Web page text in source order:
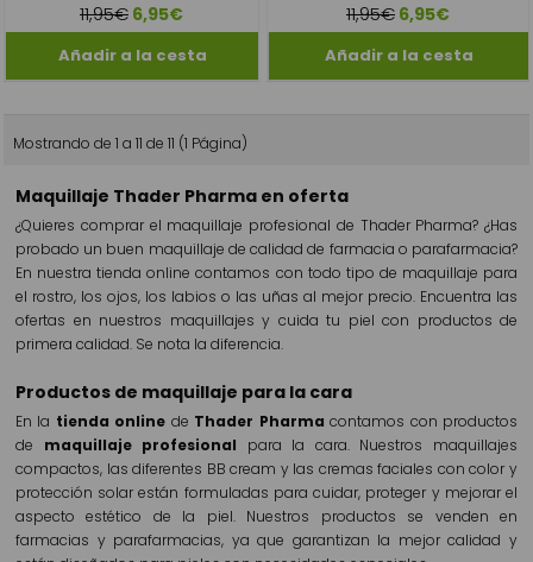
11,95€ 6,95€ 11,95€ 6,95€
Mostrando de 1 a 11 de 11 (1 Página)
Maquillaje Thader Pharma en oferta
¿Quieres comprar el maquillaje profesional de Thader Pharma? ¿Has
probado un buen maquillaje de calidad de farmacia o parafarmacia?
En nuestra tienda online contamos con todo tipo de maquillaje para
el rostro, los ojos, los labios o las uñas al mejor precio. Encuentra las
ofertas en nuestros maquillajes y cuida tu piel con productos de
primera calidad. Se nota la diferencia.
Productos de maquillaje para la cara
En la tienda online de Thader Pharma contamos con productos
de maquillaje profesional para la cara. Nuestros maquillajes
compactos, las diferentes BB cream y las cremas faciales con color y
protección solar están formuladas para cuidar, proteger y mejorar el
aspecto estético de la piel. Nuestros productos se venden en
farmacias y parafarmacias, ya que garantizan la mejor calidad y